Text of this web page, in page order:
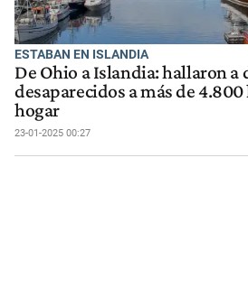
ESTABAN EN ISLANDIA
De Ohio a Islandia: hallaron a
desaparecidos a más de
hogar
23-01-2025 00:27